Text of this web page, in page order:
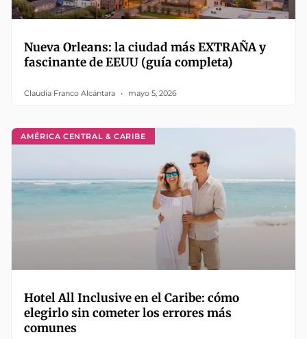
Nueva Orleans: la ciudad más EXTRAÑA y
fascinante de EEUU (guía completa)
Claudia Franco Alcántara mayo 5, 2026
AMÉRICA CENTRAL & CARIBE
Hotel All Inclusive en el Caribe: cómo
elegirlo sin cometer los errores más
comunes